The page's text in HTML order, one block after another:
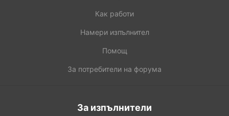
Как работи
Намери изпълнител
Помощ
За потребители на форума
За изпълнители